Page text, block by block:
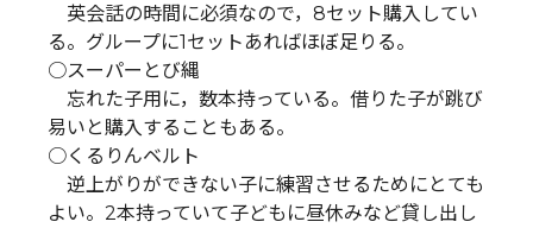
英会話の時間に必須なので，8セット購入してい
る。グループに1セットあればほぼ足りる。
○スーパーとび縄
忘れた子用に，数本持っている。借りた子が跳び
易いと購入することもある。
○くるりんベルト
逆上がりができない子に練習させるためにとても
よい。2本持っていて子どもに昼休みなど貸し出し